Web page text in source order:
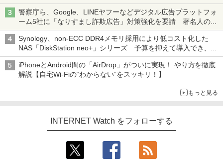
ち・ざ・ろーど！その14】【空いた時間でなにしてる？】
警察庁ら、Google、LINEヤフーなどデジタル広告プラットフォ
ーム5社に「なりすまし詐欺広告」対策強化を要請 著名人の写
真や映像を使った投資詐欺などへの対策として
Synology、non-ECC DDR4メモリ採用により低コスト化した
NAS「DiskStation neo+」シリーズ 予算を抑えて導入でき、
ECCメモリへのアップグレードも可能
iPhoneとAndroid間の「AirDrop」がついに実現！ やり方を徹底
解説【自宅Wi-Fiの“わからない”をスッキリ！】
もっと見る
INTERNET Watch をフォローする